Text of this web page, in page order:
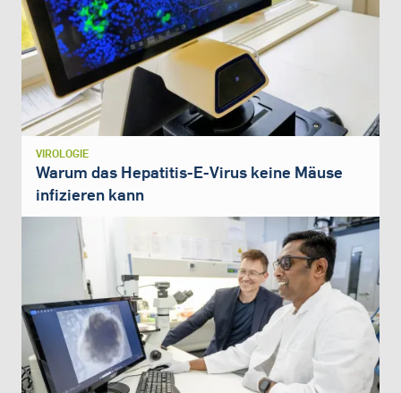
VIROLOGIE
Warum das Hepatitis-E-Virus keine Mäuse
infizieren kann